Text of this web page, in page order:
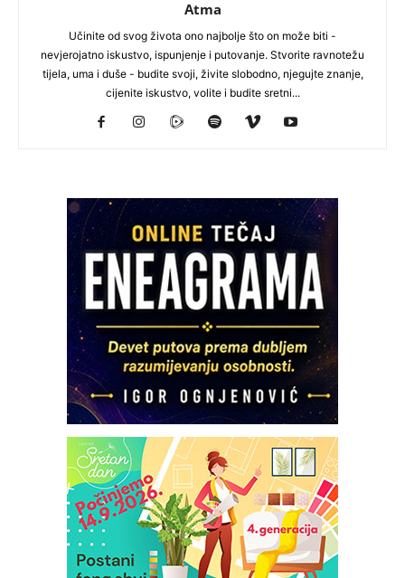
Atma
Učinite od svog života ono najbolje što on može biti -
nevjerojatno iskustvo, ispunjenje i putovanje. Stvorite ravnotežu
tijela, uma i duše - budite svoji, živite slobodno, njegujte znanje,
cijenite iskustvo, volite i budite sretni...